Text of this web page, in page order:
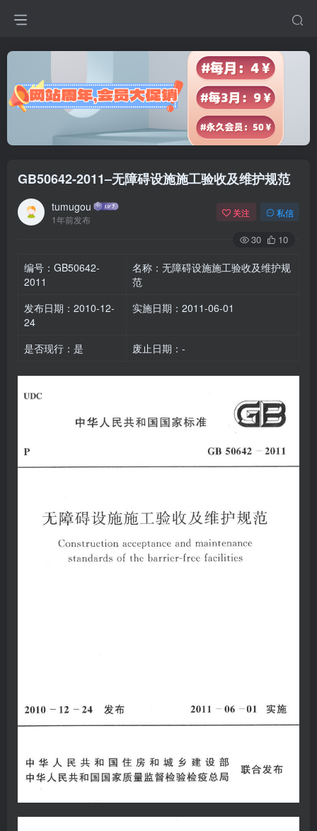
GB50642-2011–无障碍设施施工验收及维护规范
tumugou
1年前发布
关注 私信
30 10
编号：GB50642-
2011
名称：无障碍设施施工验收及维护规
范
发布日期：2010-12-
24
实施日期：2011-06-01
是否现行：是 废止日期：-